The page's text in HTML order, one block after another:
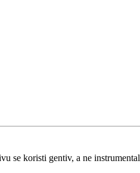
se koristi gentiv, a ne